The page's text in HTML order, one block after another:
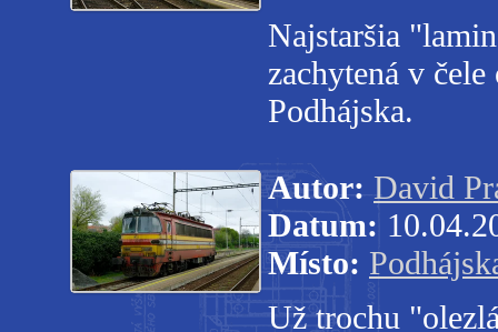
Najstaršia
zachytená v
Podhájska.
Autor: David
Datum:
Místo:
Už trochu